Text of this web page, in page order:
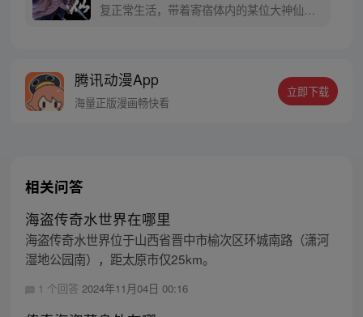
复正常生活，带着寄宿体内的某位大神仙闯
腾讯动漫App
海量正版漫画畅快看
立即下载
相关问答
海盗传奇水世界在哪里
海盗传奇水世界位于山西省晋中市榆次区环城南路（潇河
湿地公园南），距太原市仅25km。
1 个回答 2024年11月04日 00:16